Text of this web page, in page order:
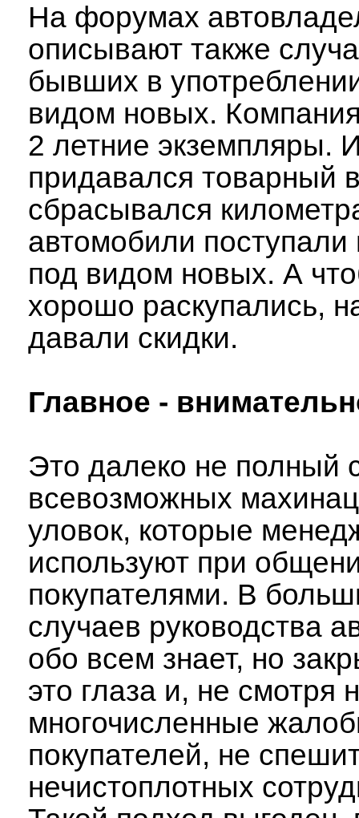
На форумах
описывают также
бывших в
видом новых.
2 летние экземпляры.
придавался товарный
сбрасывался
автомобили
под видом новых. А
хорошо раскупались,
давали скидки.
Главное -
Это далеко не полный
всевозможных
уловок, которые
используют при
покупателями. В
случаев руководства
обо всем знает, но
это глаза и, не смотря
многочисленные
покупателей, не
нечистоплотных